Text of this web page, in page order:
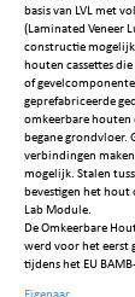
basis van LVL met
(Laminated Veneer
constructie mogelijk
houten cassettes
of
geprefabriceerde
omkeerbare houten
begane grondvloer.
verbindingen
mogelijk. Stalen
bevestigen het hout
Lab Module.
De Omkeerbare
werd voor het eerst
tijdens het EU